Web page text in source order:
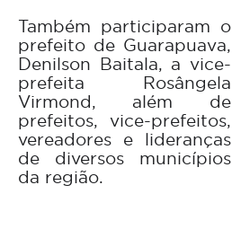
Também participaram o
prefeito de Guarapuava,
Denilson Baitala, a vice-
prefeita Rosângela
Virmond, além de
prefeitos, vice-prefeitos,
vereadores e lideranças
de diversos municípios
da região.